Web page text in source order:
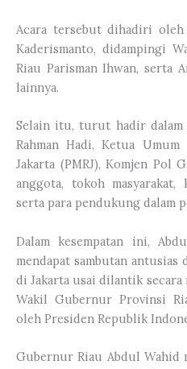
Acara tersebut dihadiri oleh
Kaderismanto, didampingi
Riau Parisman Ihwan, serta
lainnya.
Selain itu, turut hadir
Rahman Hadi, Ketua Umum
Jakarta (PMRJ), Komjen Pol
anggota, tokoh masyarakat,
serta para pendukung dalam
Dalam kesempatan ini,
mendapat sambutan antusias
di Jakarta usai dilantik
Wakil Gubernur Provinsi
oleh Presiden Republik
Gubernur Riau Abdul Wahid